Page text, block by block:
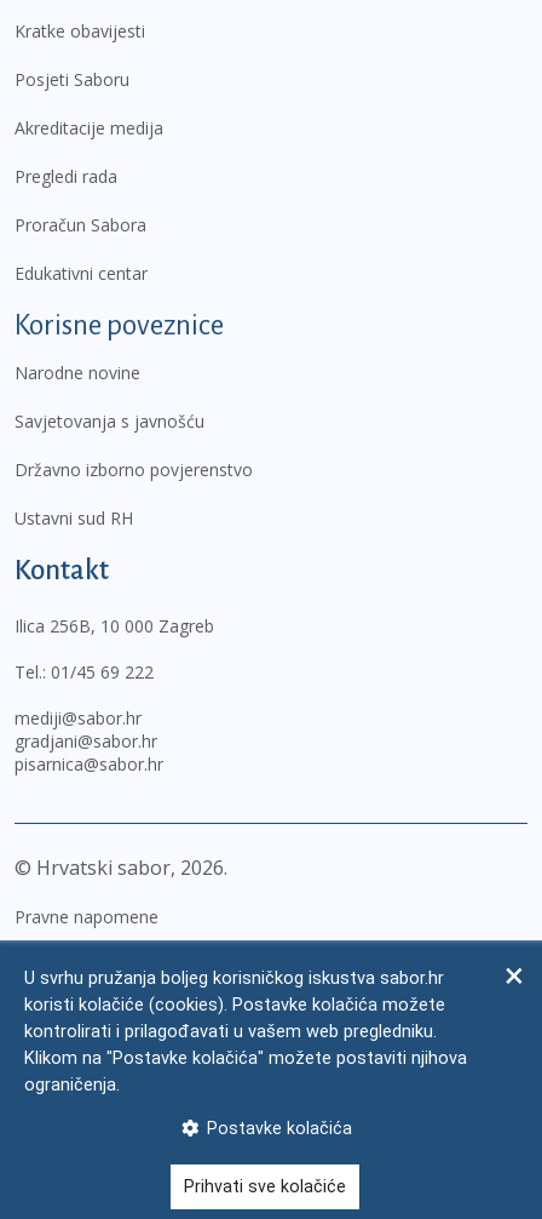
Kratke obavijesti
Posjeti Saboru
Akreditacije medija
Pregledi rada
Proračun Sabora
Edukativni centar
Korisne poveznice
Narodne novine
Savjetovanja s javnošću
Državno izborno povjerenstvo
Ustavni sud RH
Kontakt
Ilica 256B, 10 000 Zagreb
Tel.: 01/45 69 222
mediji@sabor.hr
gradjani@sabor.hr
pisarnica@sabor.hr
© Hrvatski sabor, 2026
Pravne napomene
Zaštita osobnih podataka
Impressum
Česta pitanja
U svrhu pružanja boljeg korisničkog iskustva sabor.hr
koristi kolačiće (cookies). Postavke kolačića možete
kontrolirati i prilagođavati u vašem web pregledniku.
Klikom na "Postavke kolačića" možete postaviti njihova
ograničenja.
Postavke kolačića
Prihvati sve kolačiće